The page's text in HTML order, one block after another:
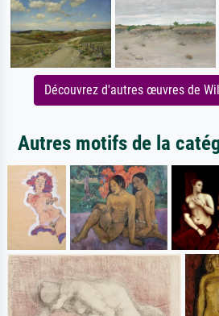
Découvrez d'autres œuvres de
Autres motifs de la